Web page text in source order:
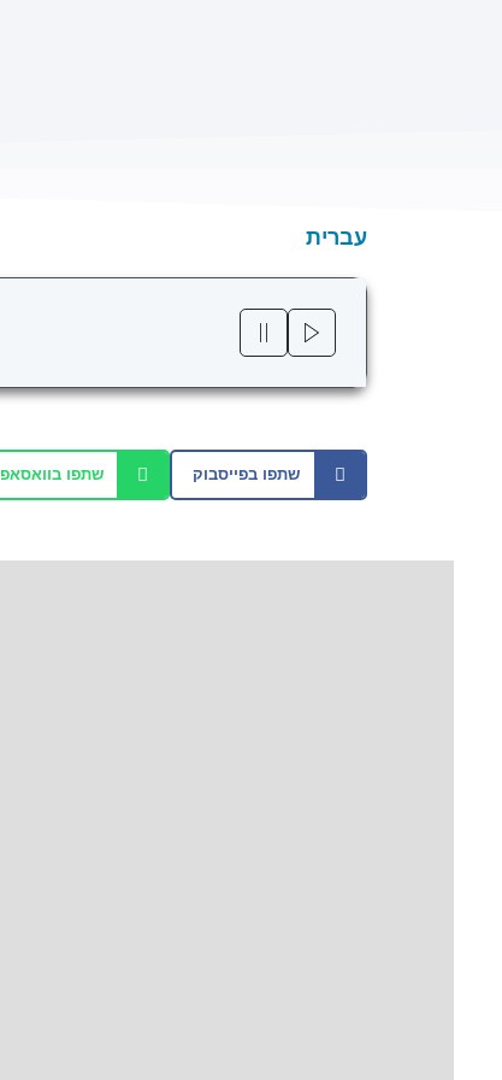
עברית
שתפו בפייסבוק שתפו בוואסאפ